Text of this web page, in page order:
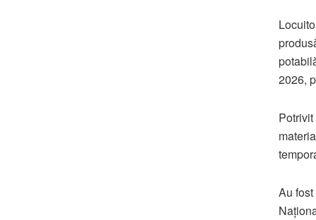
2026,
Au